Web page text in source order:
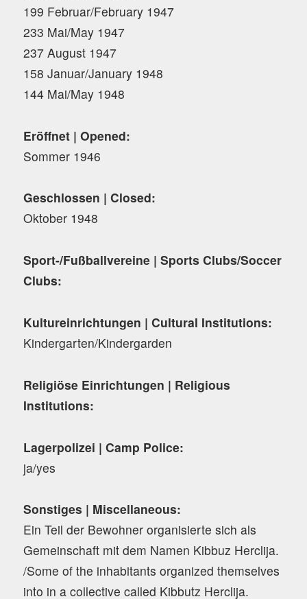
199 Februar/February 1947
233 Mai/May 1947
237 August 1947
158 Januar/January 1948
144 Mai/May 1948
Eröffnet | Opened:
Sommer 1946
Geschlossen | Closed:
Oktober 1948
Sport-/Fußballvereine | Sports Clubs/Soccer
Clubs:
Kultureinrichtungen | Cultural Institutions:
Kindergarten/Kindergarden
Religiöse Einrichtungen | Religious
Institutions:
Lagerpolizei | Camp Police:
ja/yes
Sonstiges | Miscellaneous:
Ein Teil der Bewohner organisierte sich als
Gemeinschaft mit dem Namen Kibbuz Herclija.
/Some of the inhabitants organized themselves
into in a collective called Kibbutz Herclija.